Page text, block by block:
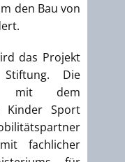
den Bau von
das Projekt
Die
mit dem
Kinder Sport
fachlicher